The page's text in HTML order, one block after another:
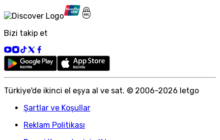
Bizi takip et
Türkiye'de ikinci el eşya al ve sat. © 2006-2026 letgo
Şartlar ve Koşullar
Reklam Politikası